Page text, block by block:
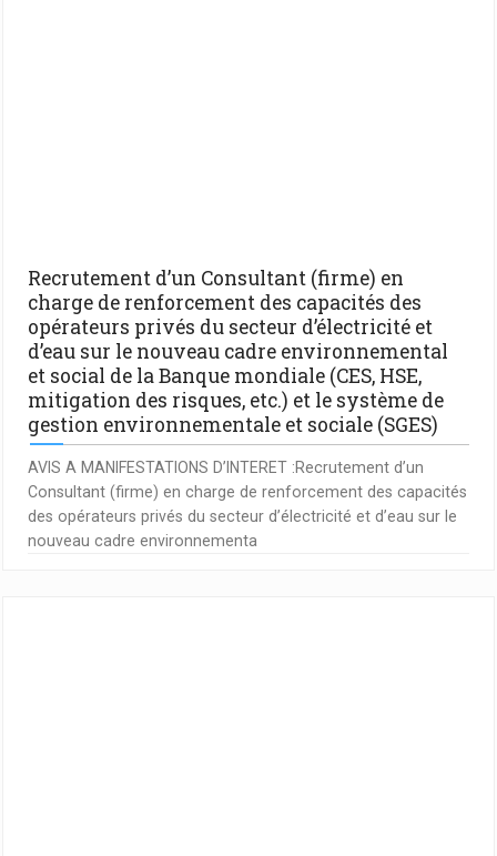
Recrutement d’un Consultant (firme) en
charge de renforcement des capacités des
opérateurs privés du secteur d’électricité et
d’eau sur le nouveau cadre environnemental
et social de la Banque mondiale (CES, HSE,
mitigation des risques, etc.) et le système de
gestion environnementale et sociale (SGES)
AVIS A MANIFESTATIONS D’INTERET :Recrutement d’un
Consultant (firme) en charge de renforcement des capacités
des opérateurs privés du secteur d’électricité et d’eau sur le
nouveau cadre environnementa